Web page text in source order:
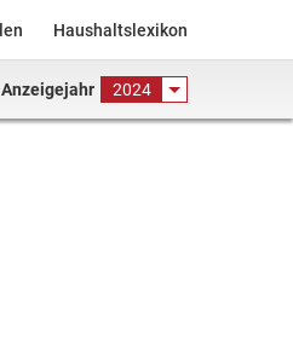
Haushaltslexikon
Anzeigejahr 2024